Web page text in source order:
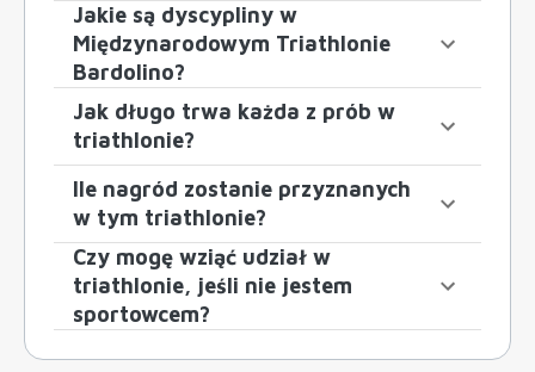
Jakie są dyscypliny w
Międzynarodowym Triathlonie
Bardolino?
Jak długo trwa każda z prób w
triathlonie?
Ile nagród zostanie przyznanych
w tym triathlonie?
Czy mogę wziąć udział w
triathlonie, jeśli nie jestem
sportowcem?